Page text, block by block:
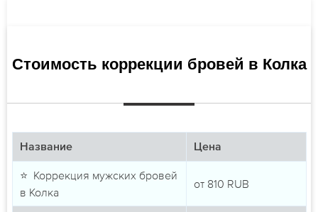
Стоимость коррекции бровей в Колка
Название Цена
⭐ Коррекция мужских бровей
в Колка
от 810 RUB